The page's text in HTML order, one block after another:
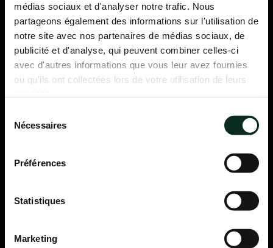
médias sociaux et d'analyser notre trafic. Nous
partageons également des informations sur l'utilisation de
notre site avec nos partenaires de médias sociaux, de
publicité et d'analyse, qui peuvent combiner celles-ci
avec d'autres informations que vous leur avez fournies
ou qu'ils ont collectées lors de votre utilisation de leurs
Nécessaires
Préférences
Statistiques
Marketing
P.F.C.A Pompes Funèbres des Communes Associées
Itinéraire